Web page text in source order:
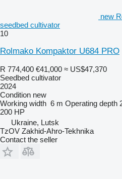
new
seedbed cultivator
10
Rolmako Kompaktor U684 PRO
R 774,400 €41,000 ≈ US$47,370
Seedbed cultivator
2024
Condition new
Working width 6 m Operating depth
200 HP
Ukraine, Lutsk
TzOV Zakhid-Ahro-Tekhnika
Contact the seller